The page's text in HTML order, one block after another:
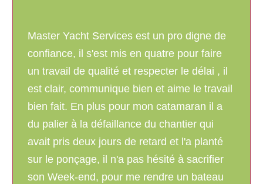
Master Yacht Services est un pro digne de
confiance, il s'est mis en quatre pour faire
un travail de qualité et respecter le délai , il
est clair, communique bien et aime le travail
bien fait. En plus pour mon catamaran il a
du palier à la défaillance du chantier qui
avait pris deux jours de retard et l'a planté
sur le ponçage, il n'a pas hésité à sacrifier
son Week-end, pour me rendre un bateau